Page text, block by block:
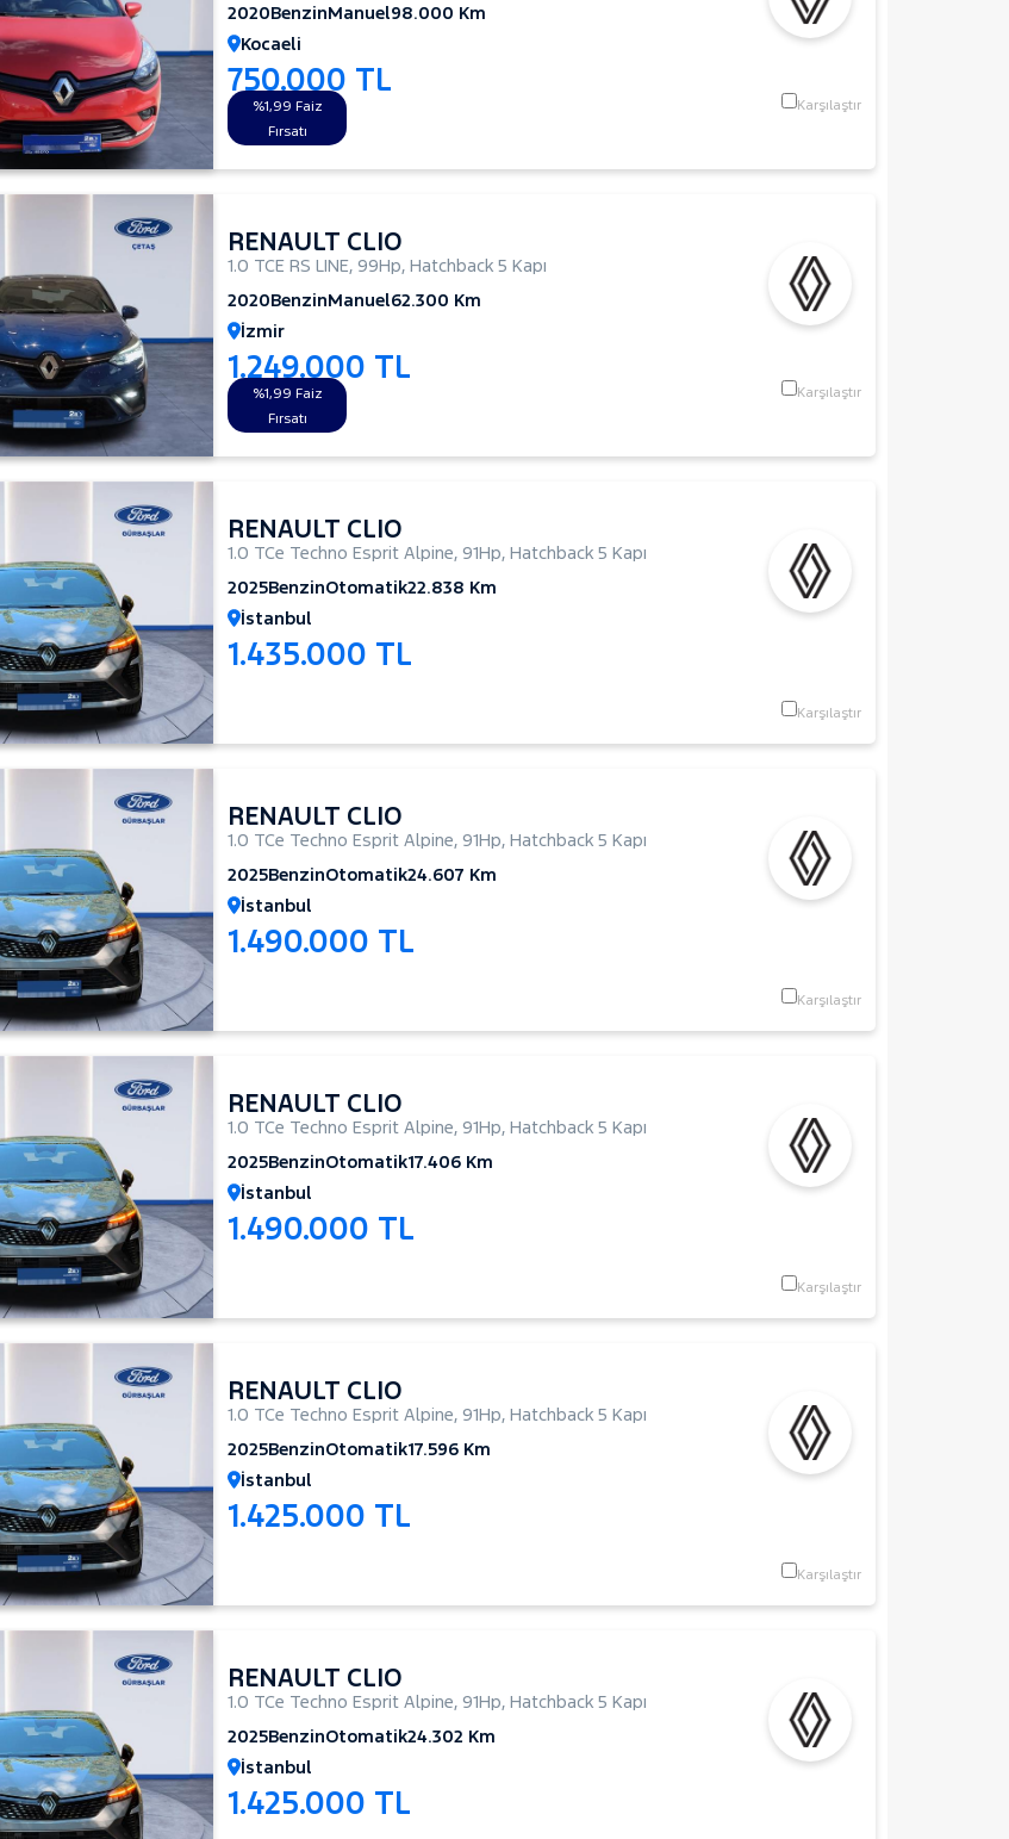
2020BenzinManuel98.000 Km
Kocaeli
750.000 TL
%1,99 Faiz
Fırsatı
Karşılaştır
RENAULT CLIO
1.0 TCE RS LINE, 99Hp, Hatchback 5 Kapı
2020BenzinManuel62.300 Km
İzmir
1.249.000 TL
%1,99 Faiz
Fırsatı
Karşılaştır
RENAULT CLIO
1.0 TCe Techno Esprit Alpine, 91Hp, Hatchback 5 Kapı
2025BenzinOtomatik22.838 Km
İstanbul
1.435.000 TL
Karşılaştır
RENAULT CLIO
1.0 TCe Techno Esprit Alpine, 91Hp, Hatchback 5 Kapı
2025BenzinOtomatik24.607 Km
İstanbul
1.490.000 TL
Karşılaştır
RENAULT CLIO
1.0 TCe Techno Esprit Alpine, 91Hp, Hatchback 5 Kapı
2025BenzinOtomatik17.406 Km
İstanbul
1.490.000 TL
Karşılaştır
RENAULT CLIO
1.0 TCe Techno Esprit Alpine, 91Hp, Hatchback 5 Kapı
2025BenzinOtomatik17.596 Km
İstanbul
1.425.000 TL
Karşılaştır
RENAULT CLIO
1.0 TCe Techno Esprit Alpine, 91Hp, Hatchback 5 Kapı
2025BenzinOtomatik24.302 Km
İstanbul
1.425.000 TL